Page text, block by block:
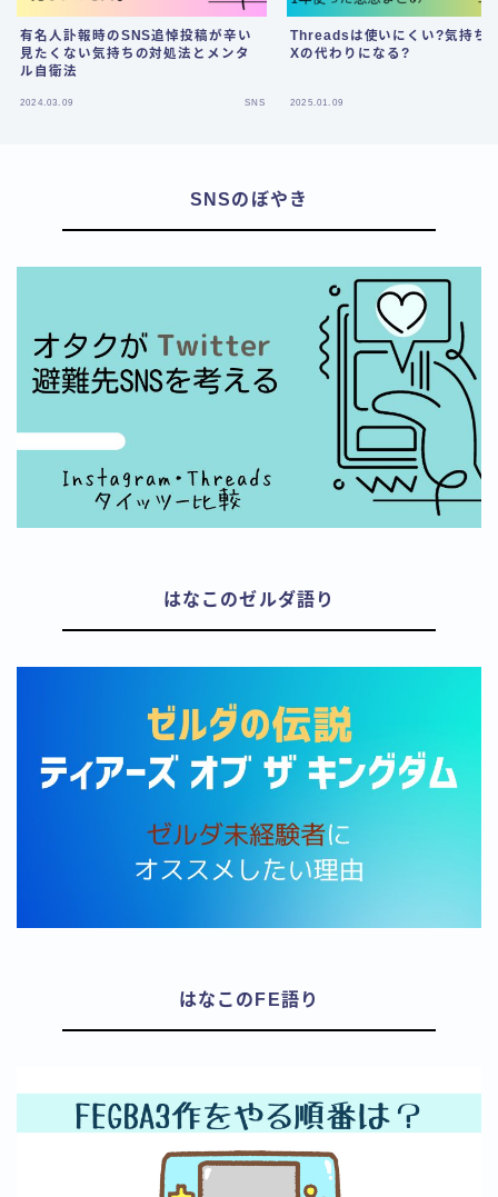
有名人訃報時のSNS追悼投稿が辛い
見たくない気持ちの対処法とメンタ
ル自衛法
2024.03.09 SNS
Threadsは使いにくい?気持ち
Xの代わりになる?
2025.01.09
SNSのぼやき
はなこのゼルダ語り
はなこのFE語り